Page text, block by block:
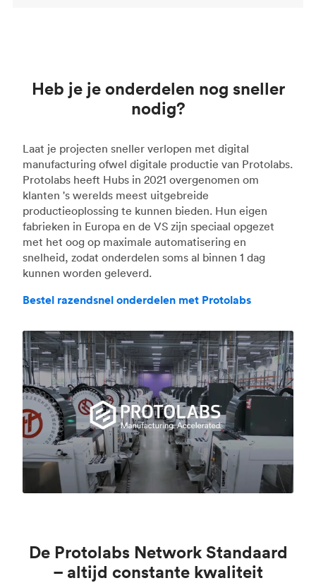
Heb je je onderdelen nog sneller
nodig?
Laat je projecten sneller verlopen met digital
manufacturing ofwel digitale productie van Protolabs.
Protolabs heeft Hubs in 2021 overgenomen om
klanten 's werelds meest uitgebreide
productieoplossing te kunnen bieden. Hun eigen
fabrieken in Europa en de VS zijn speciaal opgezet
met het oog op maximale automatisering en
snelheid, zodat onderdelen soms al binnen 1 dag
kunnen worden geleverd.
Bestel razendsnel onderdelen met Protolabs
De Protolabs Network Standaard
– altijd constante kwaliteit